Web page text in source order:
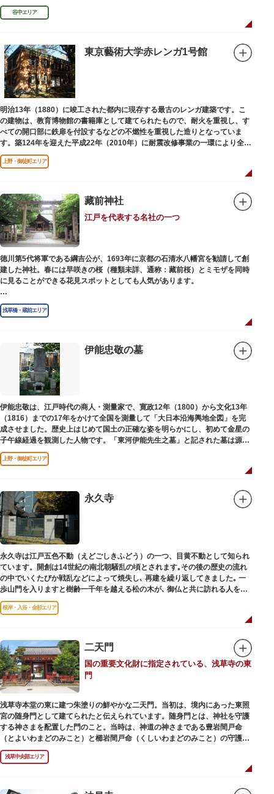
なる建物は、異なる素材が違和感なく調和しています。広く門戸を開放し弟
子を育成した「朝倉彫塑塾」の教育の場としても使われました。巨石と樹木
が濃密な空間を作り出す「五典の池」を中心とした中庭、日本における屋上
この建物に色濃く反映されています。
彫刻作品や芸術品を鑑賞する美術館という側面だけでなく、庭園や建築の価
値も感じられる施設です。朝倉の芸術思想の特質である自然観を表す庭園
は、その芸術上・観賞上の価値が評価され、敷地全体が「旧朝倉文夫氏庭
園」として国の名勝に指定されています。
谷中エリア
東京藝術大学赤レンガ1号館
明治13年（1880）に竣工された都内に現存する最古のレンガ建築です。こ
の建物は、教育博物館の書籍庫として建てられたもので、耐火を重視し、す
べての開口部に鉄扉を付設するなどの不燃性を重視した造りとなっていま
す。築124年を迎えた平成22年（2010年）に耐震改修事業の一環により全面
改修が施されました。
上野・御徒町エリア
藏前神社
江戸を代表する名社の一つ
徳川第5代将軍である綱吉公が、1693年に京都の石清水八幡宮を勧請して創
建した神社。春には早咲きの桜（種類未詳、通称：藏前桜）とミモザを同時
に見ることができる花見スポットとしても人気があります。
江戸時代には勧進大相撲の開催地としても知られ、3大強豪力士の谷風、小
野川、雷電などの名力士による幾多の名勝負が繰り広げられ大いに賑わいを
見せました。また、御神輿は昭和の名工・志布景彩（しふけいさい）による
創建当初の社号は「石清水八幡宮」でしたが、1951年に「藏前神社」へと改
称しました。江戸城鬼門除の守護神ならびに徳川将軍家祈願所の一社として
尊崇され、社地は200石の朱印地を賜り、江戸を代表する名社のひとつに数
えられています。赤穂義士討ち入りの成功祈願や、落語の演目にある「元
犬」ゆかりの神社としても知られるパワースポットです。
浅草橋・蔵前エリア
伊能忠敬の墓
伊能忠敬は、江戸時代の商人・測量家で、寛政12年（1800）から文化13年
（1816）までの17年をかけて全国を測量して「大日本沿海輿地全図」を完
成させました。歴史上はじめて国土の正確な姿を明らかにし、初めて金星の
子午線経過を観測した人物です。「東河伊能先生之墓」と記された墓は源空
寺（げんくうじ）にあります。
上野・御徒町エリア
永久寺
永久寺は江戸五色不動（えどごしきふどう）の一つ、目黄不動として知られ
ています。開創は14世紀の南北朝騒乱の頃とされます｡その後の歴史の流れ
の中でいくたびか戦乱などによって焼失し､ 再建を繰り返してきました｡ 一
歩山門を入りますと樹齢一千年を越える松の木が､ 御仏と共に訪れる人を静
かに迎えています｡
根岸・入谷・金杉エリア
二天門
国の重要文化財に指定されている、浅草寺の東
門
浅草寺本堂の東に建つ朱塗りの鮮やかな二天門。当初は、境内にあった東照
宮の随身門として建てられたと伝えられています。随身門とは、神社を守護
する神さまを配置した門のこと。当時は、神道の神さまである豊岩間戸命
（とよいわまどのみこと）と櫛岩間戸命（くしいわまどのみこと）の守護神
像が左右に祀られていました。
しかし、1868年（明治元年）に明治政府が発令した神仏分離令により、仏教
寺院である浅草寺には、この2柱の神さまの像を祀ることができなくなりま
浅草中央部エリア